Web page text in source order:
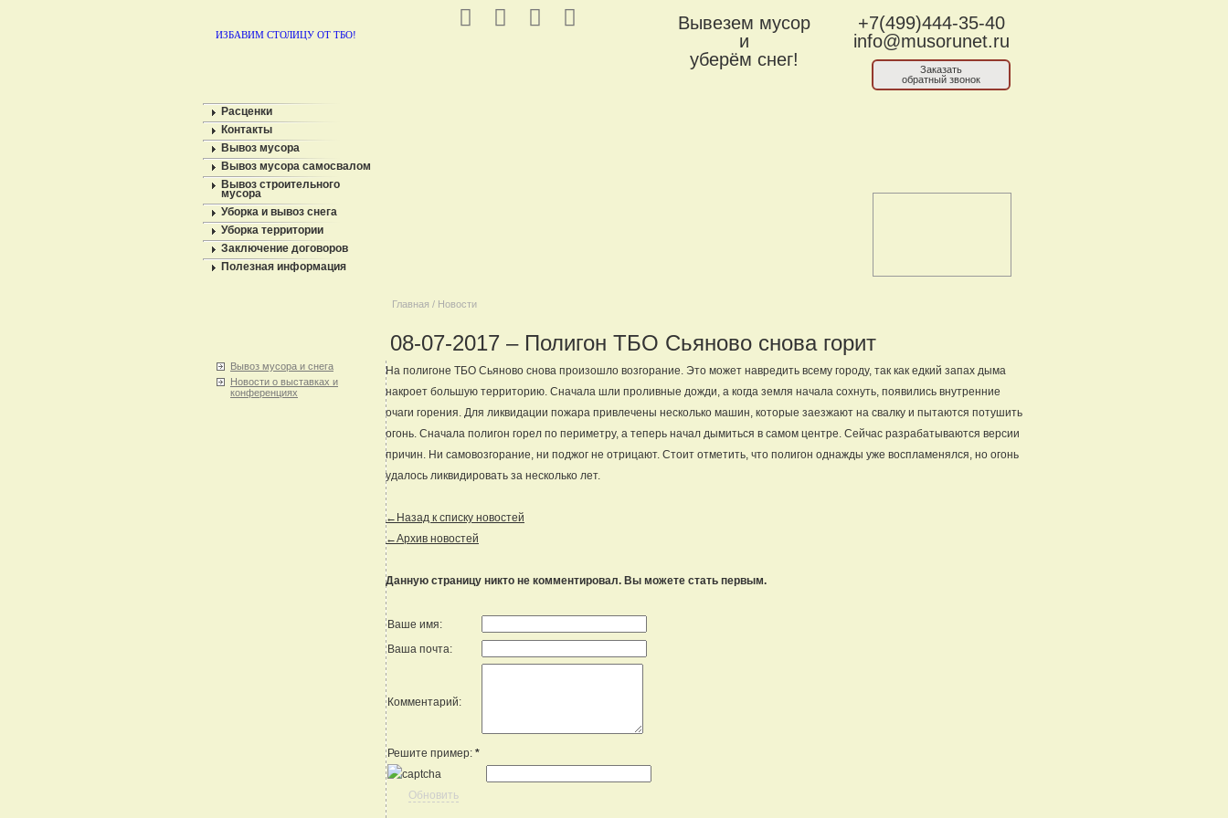
ИЗБАВИМ СТОЛИЦУ ОТ ТБО!
Вывезем мусор
и
уберём снег!
+7(499)444-35-40
info@musorunet.ru
Заказать
обратный звонок
Расценки
Контакты
Вывоз мусора
Вывоз мусора самосвалом
Вывоз строительного
мусора
Уборка и вывоз снега
Уборка территории
Заключение договоров
Полезная информация
Главная / Новости
08-07-2017 – Полигон ТБО Сьяново снова горит
Вывоз мусора и снега
Новости о выставках и
конференциях
На полигоне ТБО Сьяново снова произошло возгорание. Это может навредить всему городу, так как едкий запах дыма
накроет большую территорию. Сначала шли проливные дожди, а когда земля начала сохнуть, появились внутренние
очаги горения. Для ликвидации пожара привлечены несколько машин, которые заезжают на свалку и пытаются потушить
огонь. Сначала полигон горел по периметру, а теперь начал дымиться в самом центре. Сейчас разрабатываются версии
причин. Ни самовозгорание, ни поджог не отрицают. Стоит отметить, что полигон однажды уже воспламенялся, но огонь
удалось ликвидировать за несколько лет.
←Назад к списку новостей
←Архив новостей
Данную страницу никто не комментировал. Вы можете стать первым.
Ваше имя:
Ваша почта:
Комментарий:
Решите пример: *
Обновить